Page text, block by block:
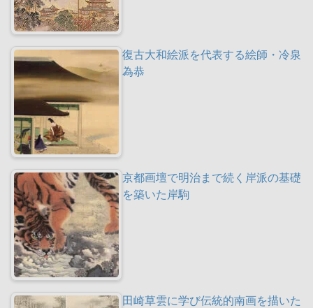
復古大和絵派を代表する絵師・冷泉
為恭
京都画壇で明治まで続く岸派の基礎
を築いた岸駒
田崎草雲に学び伝統的南画を描いた